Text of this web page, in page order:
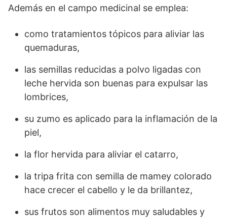
Además en el campo medicinal se emplea:
como tratamientos tópicos para aliviar las
quemaduras,
las semillas reducidas a polvo ligadas con
leche hervida son buenas para expulsar las
lombrices,
su zumo es aplicado para la inflamación de la
piel,
la flor hervida para aliviar el catarro,
la tripa frita con semilla de mamey colorado
hace crecer el cabello y le da brillantez,
sus frutos son alimentos muy saludables y